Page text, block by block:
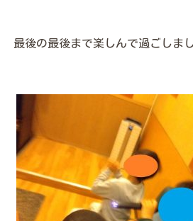
最後の最後まで楽しんで過ごし